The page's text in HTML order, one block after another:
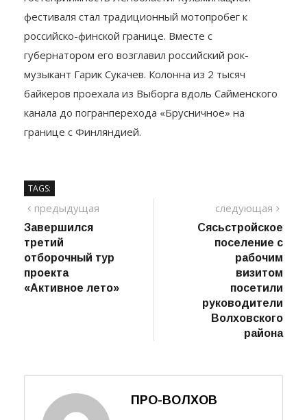
намерение показать соседям открытость и
гостеприимность Ленобласти. Кульминацией
фестиваля стал традиционный мотопробег к
российско-финской границе. Вместе с
губернатором его возглавил российский рок-
музыкант Гарик Сукачев. Колонна из 2 тысяч
байкеров проехала из Выборга вдоль Сайменского
канала до погранперехода «Брусничное» на
TAGS:
Навигация
по
записям
предыдущая
Завершился
третий
отборочный тур
следующая
Сясьстройское
поселение с
рабочим
визитом
посетили
руководители